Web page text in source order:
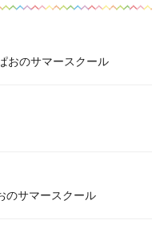
おのサマースクール
のサマースクール